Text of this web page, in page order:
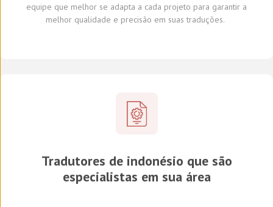
equipe que melhor se adapta a cada projeto para garantir a
melhor qualidade e precisão em suas traduções.
Tradutores de indonésio que são
especialistas em sua área